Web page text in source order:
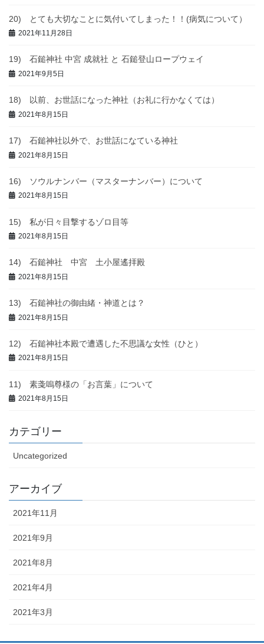
20) とても大切なことに気付いてしまった！！(病気について）
2021年11月28日
19) 石鎚神社 中宮 成就社 と 石鎚登山ロープウェイ
2021年9月5日
18) 以前、お世話になった神社（お礼に行かなくては）
2021年8月15日
17) 石鎚神社以外で、お世話になている神社
2021年8月15日
16) ソウルナンバー（マスターナンバー）について
2021年8月15日
15) 私が日々目撃するゾロ目等
2021年8月15日
14) 石鎚神社 中宮 土小屋遙拝殿
2021年8月15日
13) 石鎚神社の御由緒・神道とは？
2021年8月15日
12) 石鎚神社本殿で遭遇した不思議な女性（ひと）
2021年8月15日
11) 素戔嗚尊様の「お言葉」について
2021年8月15日
カテゴリー
Uncategorized
アーカイブ
2021年11月
2021年9月
2021年8月
2021年4月
2021年3月